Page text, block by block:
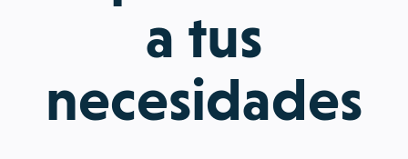
a tus
necesidades